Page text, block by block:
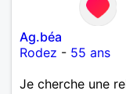
Ag.béa
Rodez - 55 ans
Je cherche une